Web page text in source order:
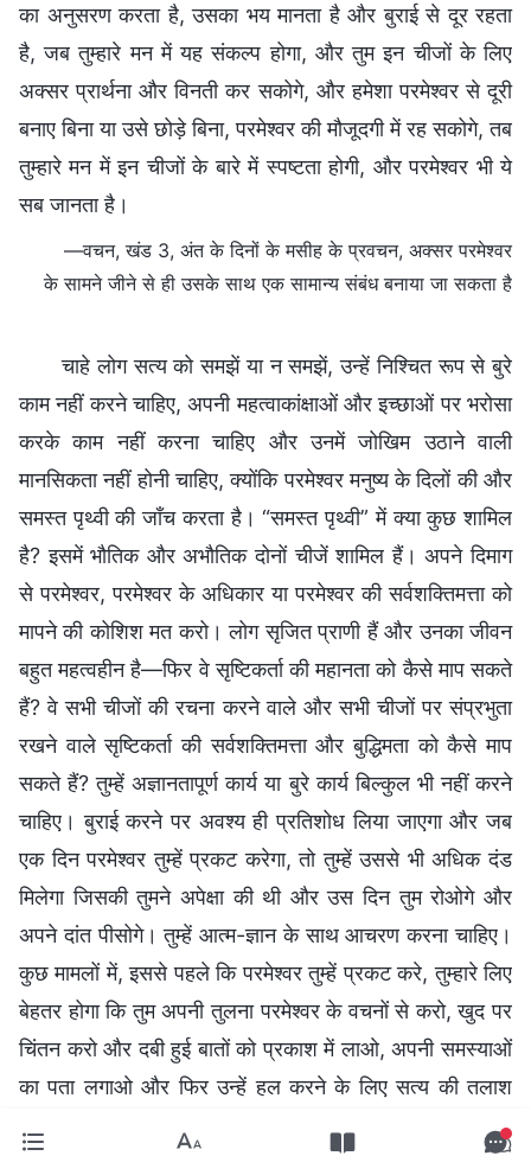
का अनुसरण करता है, उसका भय मानता है और बुराई से दूर रहता
है, जब तुम्हारे मन में यह संकल्प होगा, और तुम इन चीजों के लिए
अक्सर प्रार्थना और विनती कर सकोगे, और हमेशा परमेश्वर से दूरी
बनाए बिना या उसे छोड़े बिना, परमेश्वर की मौजूदगी में रह सकोगे, तब
तुम्हारे मन में इन चीजों के बारे में स्पष्टता होगी, और परमेश्वर भी ये
सब जानता है।
—वचन, खंड 3, अंत के दिनों के मसीह के प्रवचन, अक्सर परमेश्वर
के सामने जीने से ही उसके साथ एक सामान्य संबंध बनाया जा सकता है
चाहे लोग सत्य को समझें या न समझें, उन्हें निश्चित रूप से बुरे
काम नहीं करने चाहिए, अपनी महत्वाकांक्षाओं और इच्छाओं पर भरोसा
करके काम नहीं करना चाहिए और उनमें जोखिम उठाने वाली
मानसिकता नहीं होनी चाहिए, क्योंकि परमेश्वर मनुष्य के दिलों की और
समस्त पृथ्वी की जाँच करता है। “समस्त पृथ्वी” में क्या कुछ शामिल
है? इसमें भौतिक और अभौतिक दोनों चीजें शामिल हैं। अपने दिमाग
से परमेश्वर, परमेश्वर के अधिकार या परमेश्वर की सर्वशक्तिमत्ता को
मापने की कोशिश मत करो। लोग सृजित प्राणी हैं और उनका जीवन
बहुत महत्वहीन है—फिर वे सृष्टिकर्ता की महानता को कैसे माप सकते
हैं? वे सभी चीजों की रचना करने वाले और सभी चीजों पर संप्रभुता
रखने वाले सृष्टिकर्ता की सर्वशक्तिमत्ता और बुद्धिमता को कैसे माप
सकते हैं? तुम्हें अज्ञानतापूर्ण कार्य या बुरे कार्य बिल्कुल भी नहीं करने
चाहिए। बुराई करने पर अवश्य ही प्रतिशोध लिया जाएगा और जब
एक दिन परमेश्वर तुम्हें प्रकट करेगा, तो तुम्हें उससे भी अधिक दंड
मिलेगा जिसकी तुमने अपेक्षा की थी और उस दिन तुम रोओगे और
अपने दांत पीसोगे। तुम्हें आत्म-ज्ञान के साथ आचरण करना चाहिए।
कुछ मामलों में, इससे पहले कि परमेश्वर तुम्हें प्रकट करे, तुम्हारे लिए
बेहतर होगा कि तुम अपनी तुलना परमेश्वर के वचनों से करो, खुद पर
चिंतन करो और दबी हुई बातों को प्रकाश में लाओ, अपनी समस्याओं
का पता लगाओ और फिर उन्हें हल करने के लिए सत्य की तलाश
करो—परमेश्वर द्वारा तुम्हें प्रकट करने की प्रतीक्षा मत करो। एक
बार जब परमेश्वर तुम्हें प्रकट कर दे, तो फिर क्या तुम इसके कारण